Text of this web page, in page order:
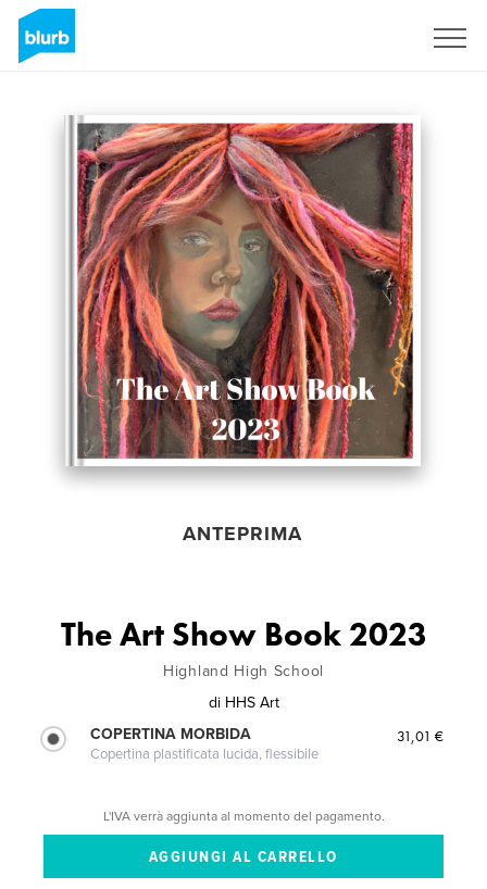
ANTEPRIMA
The Art Show Book 2023
Highland High School
di HHS Art
COPERTINA MORBIDA
Copertina plastificata lucida, flessibile
31,01 €
L'IVA verrà aggiunta al momento del pagamento.